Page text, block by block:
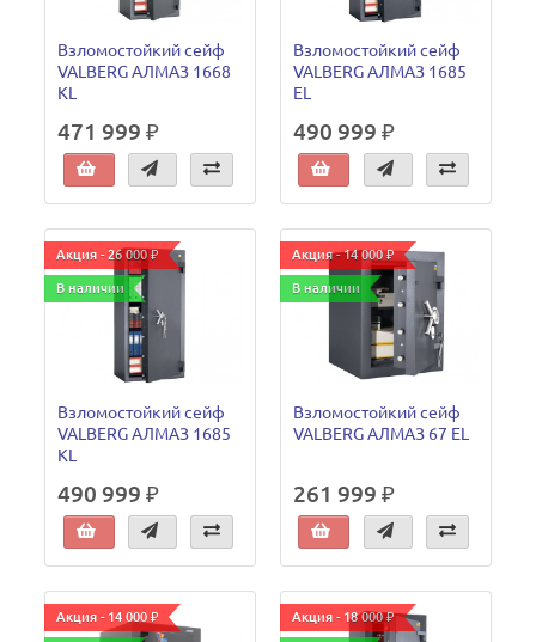
Взломостойкий сейф
VALBERG АЛМАЗ 1668
KL
471 999 ₽
Взломостойкий сейф
VALBERG АЛМАЗ 1685
EL
490 999 ₽
Акция - 26 000 ₽
В наличии
Взломостойкий сейф
VALBERG АЛМАЗ 1685
KL
490 999 ₽
Акция - 14 000 ₽
В наличии
Взломостойкий сейф
VALBERG АЛМАЗ 67 EL
261 999 ₽
Акция - 14 000 ₽ Акция - 18 000 ₽